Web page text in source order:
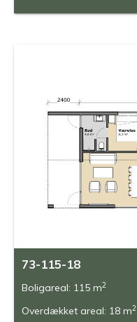
73-115-18
Boligareal: 115 m2
Overdækket areal: 18 m2